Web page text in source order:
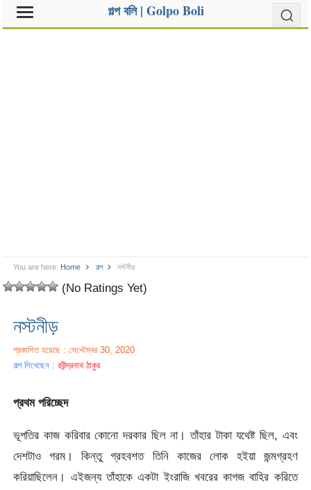
গল্প বলি | Golpo Boli
You are here: Home গল্প নস্টনীড়
(No Ratings Yet)
নস্টনীড়
প্রকাশিত হয়েছে : সেপ্টেম্বর 30, 2020
গল্প লিখেছেন :রবীন্দ্রনাথ ঠাকুর
প্রথম পরিচ্ছেদ
ভূপতির কাজ করিবার কোনো দরকার ছিল না। তাঁহার টাকা যথেষ্ট ছিল, এবং
দেশটাও গরম। কিন্তু গ্রহবশত তিনি কাজের লোক হইয়া জন্মগ্রহণ
করিয়াছিলেন। এইজন্য তাঁহাকে একটা ইংরাজি খবরের কাগজ বাহির করিতে